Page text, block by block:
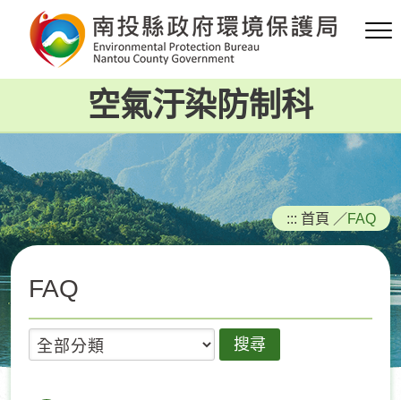
要
容
區
塊
空氣汙染防制科
::: 首頁 ／FAQ
FAQ